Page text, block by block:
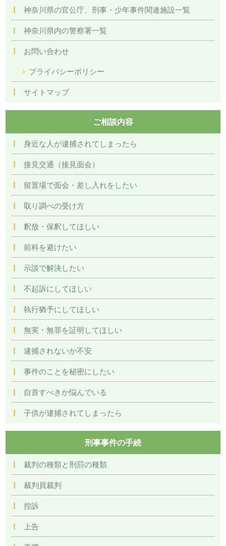
神奈川県の官公庁、刑事・少年事件関連施設一覧
神奈川県内の警察署一覧
お問い合わせ
プライバシーポリシー
サイトマップ
ご相談内容
身近な人が逮捕されてしまったら
接見交通（接見面会）
留置場で面会・差し入れをしたい
取り調べの受け方
釈放・保釈してほしい
前科を避けたい
示談で解決したい
不起訴にしてほしい
執行猶予にしてほしい
無実・無罪を証明してほしい
逮捕されないか不安
事件のことを秘密にしたい
自首すべきか悩んでいる
子供が逮捕されてしまったら
刑事事件の手続
裁判の種類と刑罰の種類
裁判員裁判
控訴
上告